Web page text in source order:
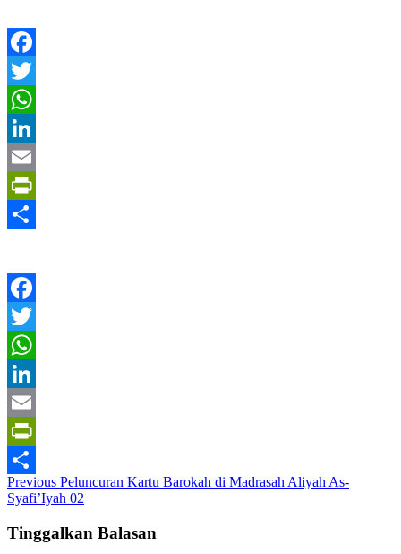
Facebook
Twitter
WhatsApp
LinkedIn
Email
PrintFriendly
Facebook
Twitter
WhatsApp
LinkedIn
Email
PrintFriendly
Share
Post
navigation
Previous Peluncuran Kartu Barokah di Madrasah Aliyah As-
Syafi’Iyah 02
Tinggalkan Balasan